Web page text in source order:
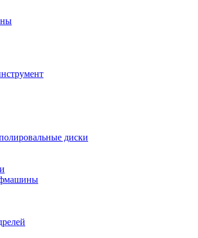
диски